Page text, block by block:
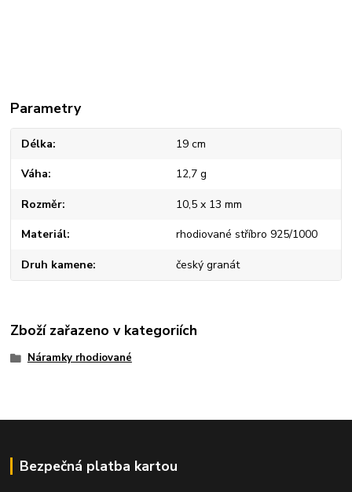
Parametry
Délka 19 cm
Váha 12,7 g
Rozměr 10,5 x 13 mm
Materiál rhodiované stříbro 925/1000
Druh kamene český granát
Zboží zařazeno v kategoriích
Náramky rhodiované
Bezpečná platba kartou